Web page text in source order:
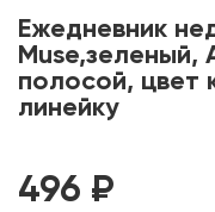
Ежедневник
Muse,зеленый,
полосой, цвет
линейку
496 ₽